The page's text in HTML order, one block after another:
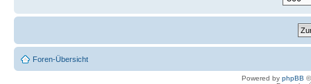
Foren-Übersicht
Powered by phpBB